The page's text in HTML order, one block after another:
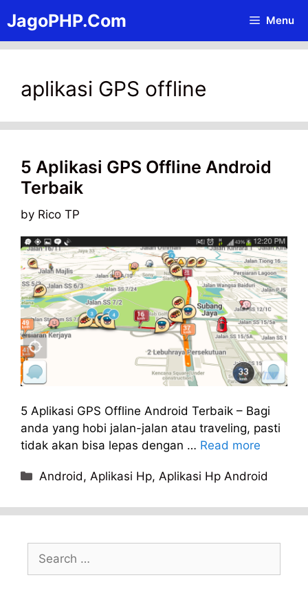
to
content
JagoPHP.Com Menu
aplikasi GPS offline
5 Aplikasi GPS Offline Android
Terbaik
by Rico TP
5 Aplikasi GPS Offline Android Terbaik – Bagi
anda yang hobi jalan-jalan atau traveling, pasti
tidak akan bisa lepas dengan … Read more
Categories
Android, Aplikasi Hp, Aplikasi Hp Android
for: